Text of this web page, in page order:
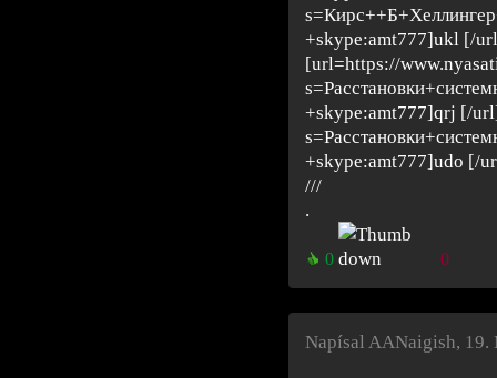
+skype:amt777]ukl [/
[url=https://
+skype:amt777]qrj [/
+skype:amt777]udo [/
///
.
0 0
Napísal AANaigish, 19.